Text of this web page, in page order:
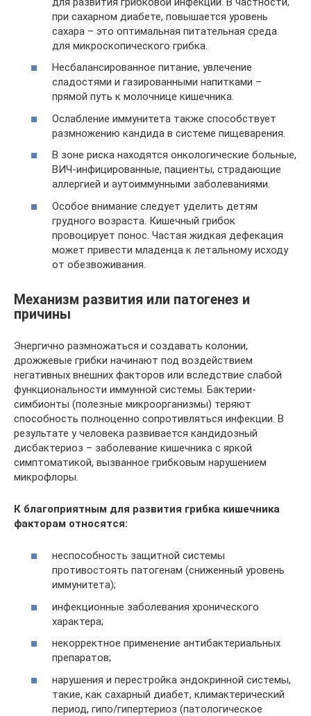
при сахарном диабете, повышается уровень
сахара – это оптимальная питательная среда
для микроскопического грибка.
Несбалансированное питание, увлечение
сладостями и газированными напитками –
прямой путь к молочнице кишечника.
Ослабление иммунитета также способствует
размножению кандида в системе пищеварения.
В зоне риска находятся онкологические больные,
ВИЧ-инфицированные, пациенты, страдающие
аллергией и аутоиммунными заболеваниями.
Особое внимание следует уделить детям
грудного возраста. Кишечный грибок
провоцирует понос. Частая жидкая дефекация
может привести младенца к летальному исходу
от обезвоживания.
Механизм развития или патогенез и
причины
Энергично размножаться и создавать колонии,
дрожжевые грибки начинают под воздействием
негативных внешних факторов или вследствие слабой
функциональности иммунной системы. Бактерии-
симбионты (полезные микроорганизмы) теряют
способность полноценно сопротивляться инфекции. В
результате у человека развивается кандидозный
дисбактериоз – заболевание кишечника с яркой
симптоматикой, вызванное грибковым нарушением
микрофлоры.
К благоприятным для развития грибка кишечника
факторам относятся:
неспособность защитной системы
противостоять патогенам (сниженный уровень
иммунитета);
инфекционные заболевания хронического
характера;
некорректное применение антибактериальных
препаратов;
нарушения и перестройка эндокринной системы,
такие, как сахарный диабет, климактерический
период, гипо/гипертериоз (патологическое